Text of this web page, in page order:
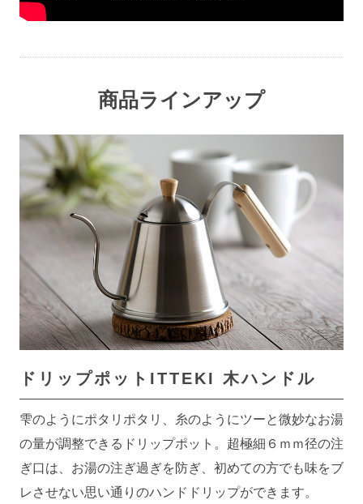
商品ラインアップ
ドリップポットITTEKI 木ハンドル
雫のようにポタリポタリ、糸のようにツーと微妙なお湯
の量が調整できるドリップポット。超極細６ｍｍ径の注
ぎ口は、お湯の注ぎ過ぎを防ぎ、初めての方でも味をブ
レさせない思い通りのハンドドリップができます。